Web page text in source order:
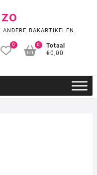
BAKARTIKELEN.
0
Totaal
€0,00
0